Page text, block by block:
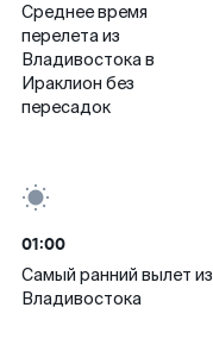
Среднее время
перелета из
Владивостока в
Ираклион без
пересадок
01:00
Самый ранний вылет из
Владивостока